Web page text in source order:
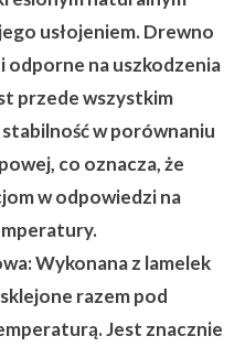
usłojeniem. Drewno
odporne na uszkodzenia
przede wszystkim
w porównaniu
co oznacza, że
w odpowiedzi na
Wykonana z lamelek
razem pod
Jest znacznie